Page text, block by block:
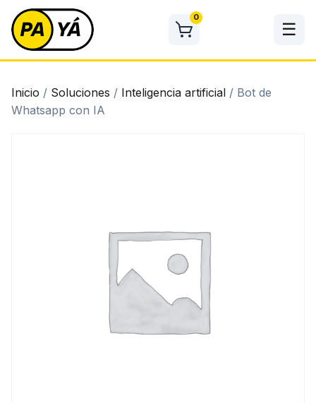
Skip
content
☰
0
Inicio / Soluciones / Inteligencia artificial / Bot de
Whatsapp con IA